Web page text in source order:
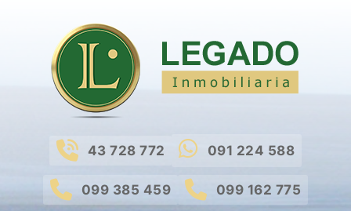
43 728 772 091 224 588
099 385 459 099 162 775